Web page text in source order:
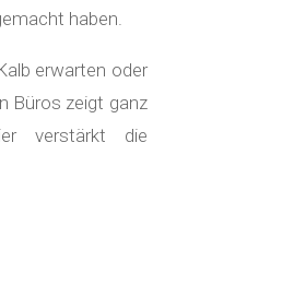
haben.
erwarten oder
Büros zeigt ganz
verstärkt die